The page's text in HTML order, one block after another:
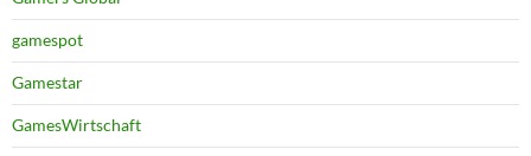
gamespot
Gamestar
GamesWirtschaft